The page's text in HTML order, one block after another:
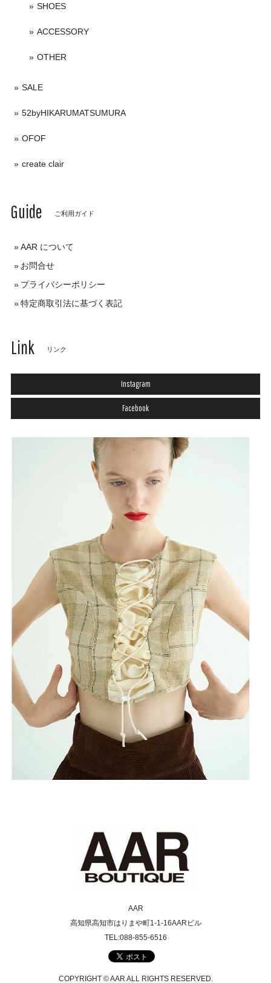
SHOES
ACCESSORY
OTHER
SALE
52byHIKARUMATSUMURA
OFOF
create clair
Guide ご利用ガイド
AAR について
お問合せ
プライバシーポリシー
特定商取引法に基づく表記
Link リンク
Instagram
Facebook
AAR
高知県高知市はりまや町1-1-16AARビル
TEL:088-855-6516
COPYRIGHT © AAR ALL RIGHTS RESERVED.